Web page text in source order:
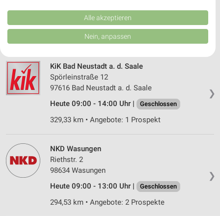
❯
Heute 09:00 - 17:00 Uhr |
❯
KiK Bad Neustadt a. d. Saale
Spörleinstraße 12
97616 Bad Neustadt a. d. Saale
Heute 09:00 - 14:00 Uhr |
Geschlossen
329,33 km • Angebote: 1 Prospekt
❯
NKD Wasungen
Riethstr. 2
98634 Wasungen
Heute 09:00 - 13:00 Uhr |
Geschlossen
294,53 km • Angebote: 2 Prospekte
Kombinationen von Daten aus verschiedenen Quellen. Entwicklung und
Verbesserung der Angebote. Verwendung reduzierter Daten zur Auswahl
von Inhalten.
Daten können außerhalb der Europäischen Union weitergegeben und in die
Website/App.
Partnerliste anzeigen (1 IAB-Anbieter)
Wir nutzen Ihre Daten für folgende Zwecke:
IAB-Verarbeitungszwecke:
Speichern von oder Zugriff auf Informationen
auf einem Endgerät
Werbeanzeigen
Erstellung von Profilen für personalisierte
Werbung
Verwendung von Profilen zur Auswahl
personalisierter Werbung
Alle akzeptieren
Nein, anpassen